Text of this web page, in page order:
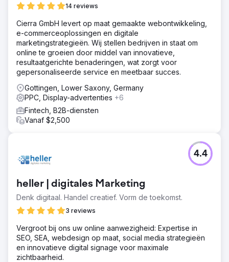
14 reviews
Cierra GmbH levert op maat gemaakte webontwikkeling,
e-commerceoplossingen en digitale
marketingstrategieën. Wij stellen bedrijven in staat om
online te groeien door middel van innovatieve,
resultaatgerichte benaderingen, wat zorgt voor
gepersonaliseerde service en meetbaar succes.
Gottingen, Lower Saxony, Germany
PPC, Display-advertenties +6
Fintech, B2B-diensten
Vanaf $2,500
heller | digitales Marketing
Denk digitaal. Handel creatief. Vorm de toekomst.
3 reviews
4.4
Vergroot bij ons uw online aanwezigheid: Expertise in
SEO, SEA, webdesign op maat, social media strategieën
en innovatieve digital signage voor maximale
zichtbaarheid.